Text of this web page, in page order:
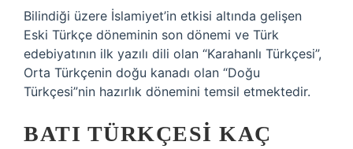
Bilindiği üzere İslamiyet’in etkisi altında gelişen
Eski Türkçe döneminin son dönemi ve Türk
edebiyatının ilk yazılı dili olan “Karahanlı Türkçesi”,
Orta Türkçenin doğu kanadı olan “Doğu
Türkçesi”nin hazırlık dönemini temsil etmektedir.
BATI TÜRKÇESI KAÇ